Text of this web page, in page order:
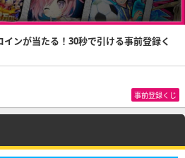
ンが当たる！30秒で引ける事前登録く
事前登録くじ